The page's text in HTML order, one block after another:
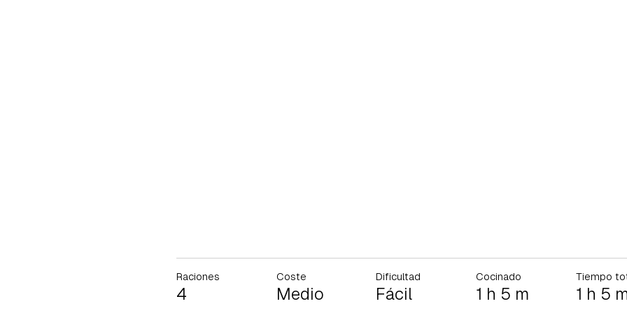
Raciones
4
Coste
Medio
Dificultad
Fácil
Cocinado
1 h 5 m
Tiempo
1 h 5